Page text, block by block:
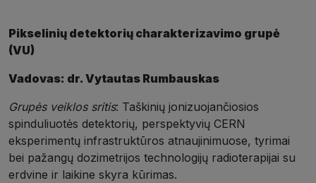
Pikselinių detektorių charakterizavimo grupė
(VU)
Vadovas: dr. Vytautas Rumbauskas
Grupės veiklos sritis: Taškinių jonizuojančiosios
spinduliuotės detektorių, perspektyvių CERN
eksperimentų infrastruktūros atnaujinimuose, tyrimai
bei pažangų dozimetrijos technologijų radioterapijai su
erdvine ir laikine skyra kūrimas.